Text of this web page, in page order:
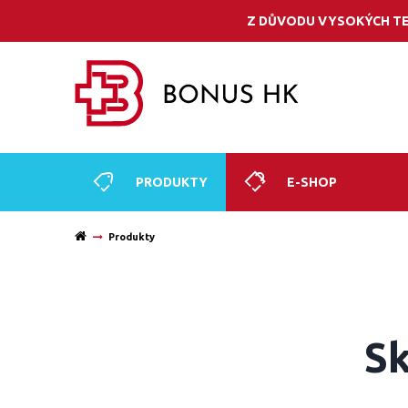
Z DŮVODU VYSOKÝCH
PRODUKTY E-SHOP
Produkty